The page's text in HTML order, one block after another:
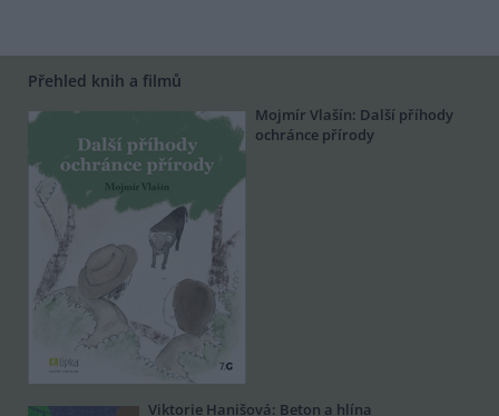
Přehled knih a filmů
Mojmír Vlašín: Další příhody
ochránce přírody
Viktorie Hanišová: Beton a hlína